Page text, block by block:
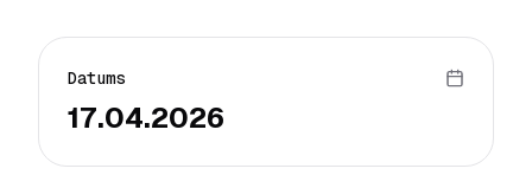
Datums
17.04.2026